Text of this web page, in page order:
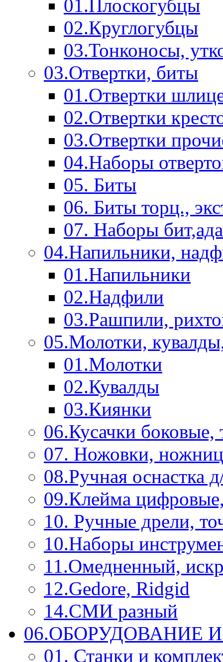
01.Плоскогубцы
02.Круглогубцы
03.Тонконосы,
03.Отвертки, биты
01.Отвертки
02.Отвертки
03.Отвертки
04.Наборы
05. Биты
06. Биты торц.,
07. Наборы
04.Напильники,
01.Напильники
02.Надфили
03.Рашпили,
05.Молотки,
01.Молотки
02.Кувалды
03.Киянки
06.Кусачки боковые,
07. Ножовки,
08.Ручная оснастка
09.Клейма
10. Ручные дрели,
10.Наборы
11.Омедненный,
12.Gedore, Ridgid
14.СМИ разный
06.ОБОРУДОВАНИЕ
01. Станки и